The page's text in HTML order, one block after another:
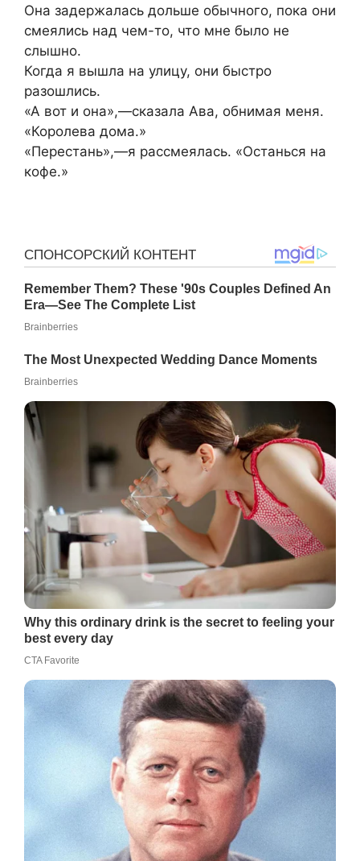
Она задержалась дольше обычного, пока они
смеялись над чем-то, что мне было не
слышно.
Когда я вышла на улицу, они быстро
разошлись.
«А вот и она»,—сказала Ава, обнимая меня.
«Королева дома.»
«Перестань»,—я рассмеялась. «Останься на
кофе.»